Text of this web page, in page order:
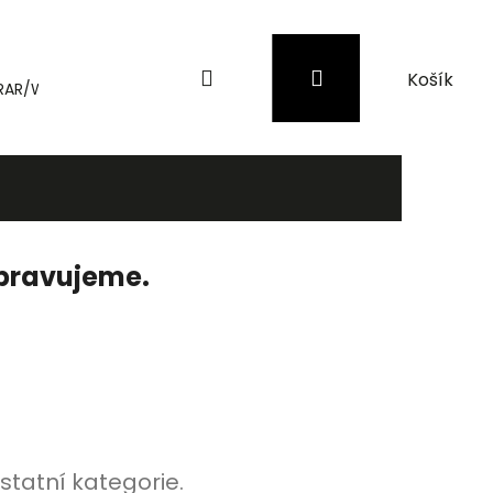
WinRAR Záložní zdroje (UPS) a přepěťové
PřihlášeníNákupní
košík
kategorie.